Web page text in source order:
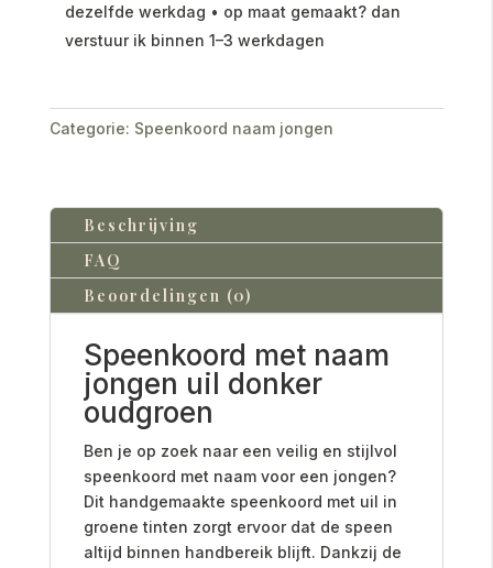
dezelfde werkdag • op maat gemaakt? dan
verstuur ik binnen 1–3 werkdagen
Categorie: Speenkoord naam jongen
Beschrijving
FAQ
Beoordelingen (0)
Speenkoord met naam
jongen uil donker
oudgroen
Ben je op zoek naar een veilig en stijlvol
speenkoord met naam voor een jongen?
Dit handgemaakte speenkoord met uil in
groene tinten zorgt ervoor dat de speen
altijd binnen handbereik blijft. Dankzij de